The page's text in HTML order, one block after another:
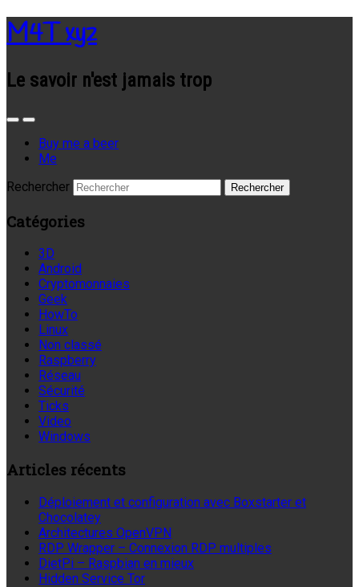
M4T xyz
Le savoir n'est jamais trop
Buy me a beer
Me
Rechercher
Catégories
3D
Android
Cryptomonnaies
Geek
HowTo
Linux
Non classé
Raspberry
Réseau
Sécurité
Ticks
Video
Windows
Articles récents
Déploiement et configuration avec Boxstarter et
Chocolatey
Architectures OpenVPN
RDP Wrapper – Connexion RDP multiples
DietPi – Raspbian en mieux
Hidden Service Tor